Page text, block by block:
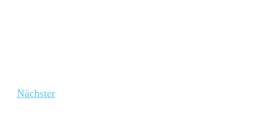
Nächster